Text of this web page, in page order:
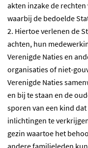
akten inzake de
waarbij de bedoelde
2. Hiertoe verlenen de
achten, hun
Verenigde Naties en
organisaties of niet-
Verenigde Naties
en bij te staan en de
sporen van een kind
inlichtingen te
gezin waartoe het
andere familieleden